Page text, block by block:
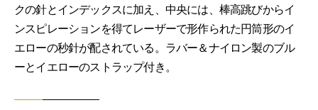
クの針とインデックスに加え、中央には、棒高跳びからイ
ンスピレーションを得てレーザーで形作られた円筒形のイ
エローの秒針が配されている。ラバー＆ナイロン製のブル
ーとイエローのストラップ付き。